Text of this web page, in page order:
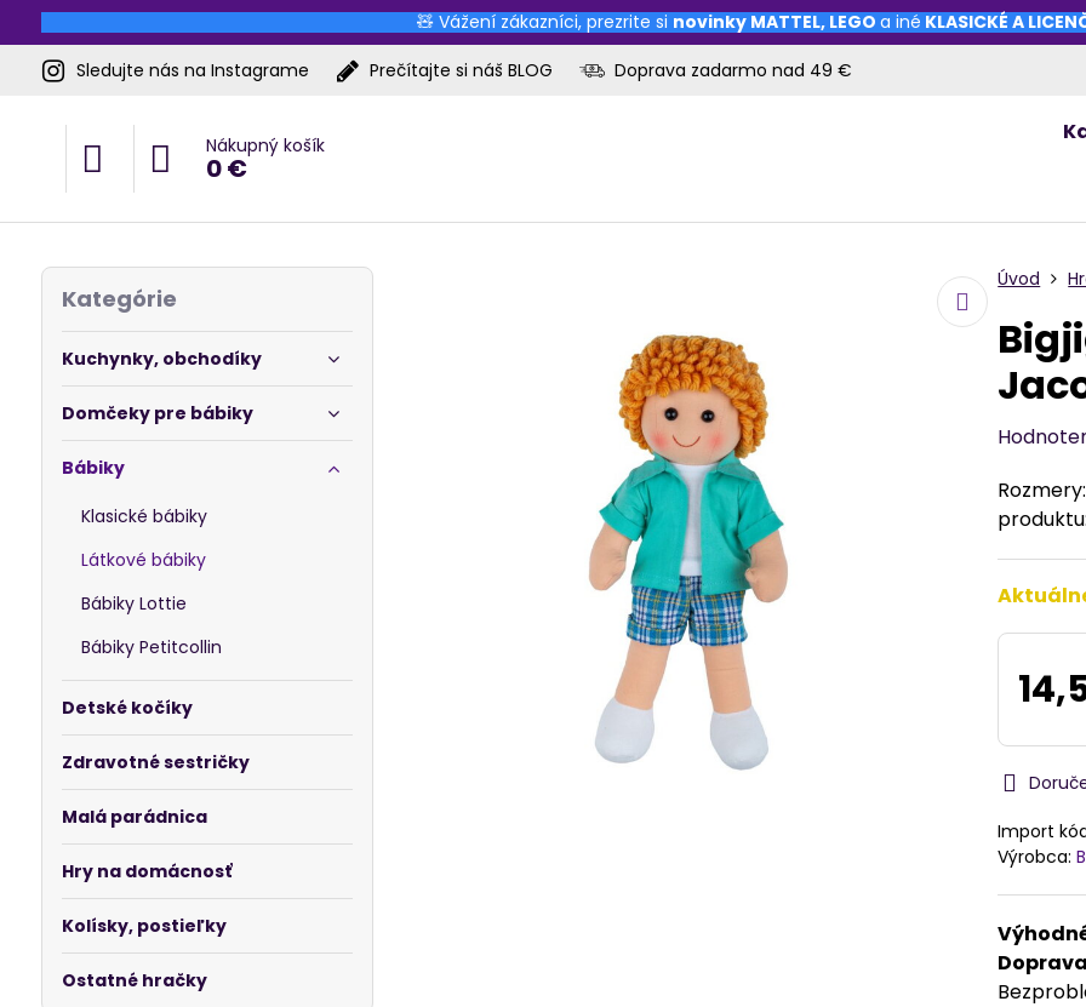
🧸 Vážení zákazníci, prezrite si novinky MATTEL, LEGO a iné KLASICKÉ A
Sledujte nás na Instagrame
Prečítajte si náš BLOG Doprava zadarmo nad 49 €
Nákupný košík
0 €
Úvod
Import
Výrobca:
Kategórie
Kuchynky, obchodíky
Domčeky pre bábiky
Bábiky
Klasické bábiky
Látkové bábiky
Bábiky Lottie
Bábiky Petitcollin
Detské kočíky
Zdravotné sestričky
Malá parádnica
Hry na domácnosť
Kolísky, postieľky
Ostatné hračky